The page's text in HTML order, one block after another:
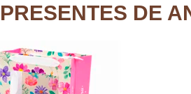
PRESENTES DE